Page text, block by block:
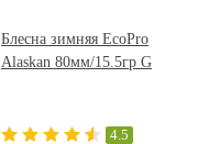
Блесна зимняя EcoPro
Alaskan 80мм/15.5гр G
4.5